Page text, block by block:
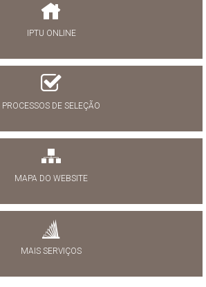
IPTU ONLINE
PROCESSOS DE SELEÇÃO
MAPA DO WEBSITE
MAIS SERVIÇOS